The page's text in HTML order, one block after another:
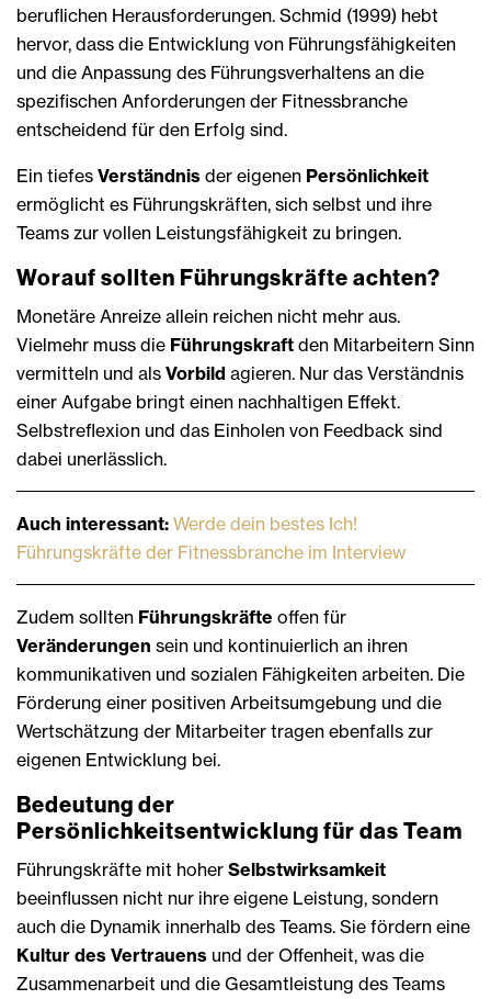
beruflichen Herausforderungen. Schmid (1999) hebt
hervor, dass die Entwicklung von Führungsfähigkeiten
und die Anpassung des Führungsverhaltens an die
spezifischen Anforderungen der Fitnessbranche
entscheidend für den Erfolg sind.
Ein tiefes Verständnis der eigenen Persönlichkeit
ermöglicht es Führungskräften, sich selbst und ihre
Teams zur vollen Leistungsfähigkeit zu bringen.
Worauf sollten Führungskräfte achten?
Monetäre Anreize allein reichen nicht mehr aus.
Vielmehr muss die Führungskraft den Mitarbeitern Sinn
vermitteln und als Vorbild agieren. Nur das Verständnis
einer Aufgabe bringt einen nachhaltigen Effekt.
Selbstreflexion und das Einholen von Feedback sind
dabei unerlässlich.
Auch interessant: Werde dein bestes Ich!
Führungskräfte der Fitnessbranche im Interview
Zudem sollten Führungskräfte offen für
Veränderungen sein und kontinuierlich an ihren
kommunikativen und sozialen Fähigkeiten arbeiten. Die
Förderung einer positiven Arbeitsumgebung und die
Wertschätzung der Mitarbeiter tragen ebenfalls zur
eigenen Entwicklung bei.
Bedeutung der
Persönlichkeitsentwicklung für das Team
Führungskräfte mit hoher Selbstwirksamkeit
beeinflussen nicht nur ihre eigene Leistung, sondern
auch die Dynamik innerhalb des Teams. Sie fördern eine
Kultur des Vertrauens und der Offenheit, was die
Zusammenarbeit und die Gesamtleistung des Teams